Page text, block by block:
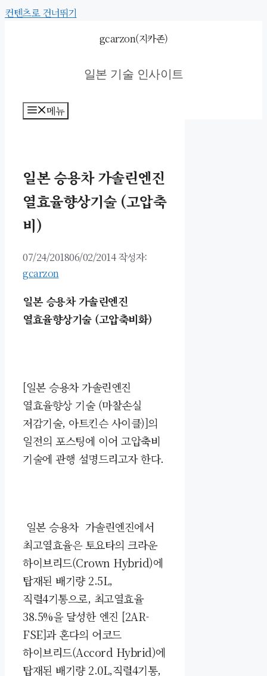
컨텐츠로 건너뛰기
gcarzon(지카존)
일본 기술 인사이트
메뉴
일본 승용차 가솔린엔진
열효율향상기술 (고압축
비)
07/24/201806/02/2014 작성자:
gcarzon
일본 승용차 가솔린엔진
열효율향상기술 (고압축비화)
[일본 승용차 가솔린엔진
열효율향상 기술 (마찰손실
저감기술, 아트킨슨 사이클)]의
일전의 포스팅에 이어 고압축비
기술에 관행 설명드리고자 한다.
일본 승용차 가솔린엔진에서
최고열효율은 토요타의 크라운
하이브리드(Crown Hybrid)에
탑재된 배기량 2.5L,
직렬4기통으로, 최고열효율
38.5%을 달성한 엔진 [2AR-
FSE]과 혼다의 어코드
하이브리드(Accord Hybrid)에
탑재된 배기량 2.0L,직렬4기통,